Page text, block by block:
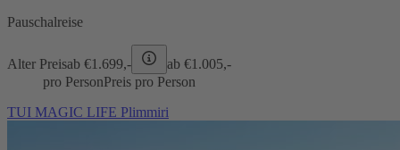
Pauschalreise
Alter Preisab €1.699,- ab €1.005,-
pro PersonPreis pro Person
TUI MAGIC LIFE Plimmiri